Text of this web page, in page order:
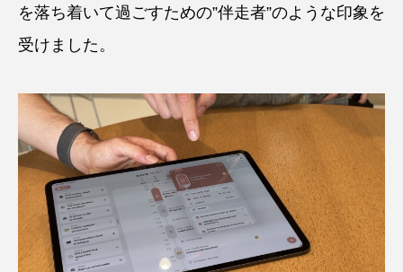
を落ち着いて過ごすための”伴走者”のような印象を
受けました。